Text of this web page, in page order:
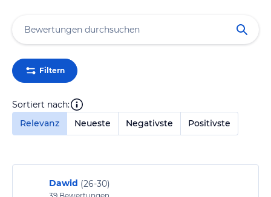
Filtern
Sortiert nach:
Relevanz
Neueste Negativste Positivste
Dawid (26-30)